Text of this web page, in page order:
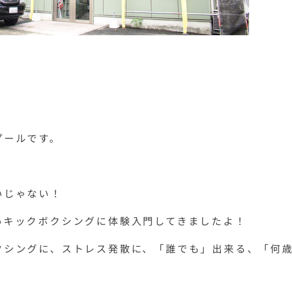
ルです。
ゃない！
ックボクシングに体験入門してきましたよ！
ングに、ストレス発散に、「誰でも」出来る、「何歳